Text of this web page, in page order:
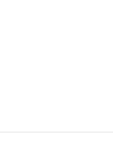
Footwear
в
и…
раздел и